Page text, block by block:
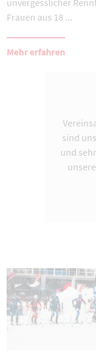
Frauen aus 18 ...
Mehr erfahren
sind
und